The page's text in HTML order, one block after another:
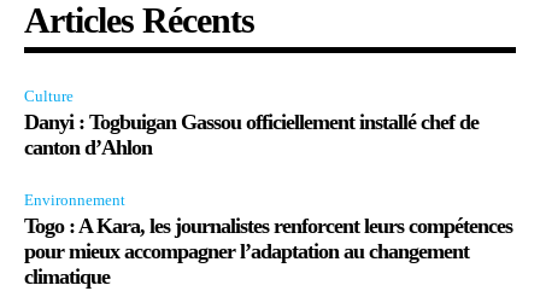
Articles Récents
Culture
Danyi : Togbuigan Gassou officiellement installé chef de
canton d’Ahlon
Environnement
Togo : A Kara, les journalistes renforcent leurs compétences
pour mieux accompagner l’adaptation au changement
climatique